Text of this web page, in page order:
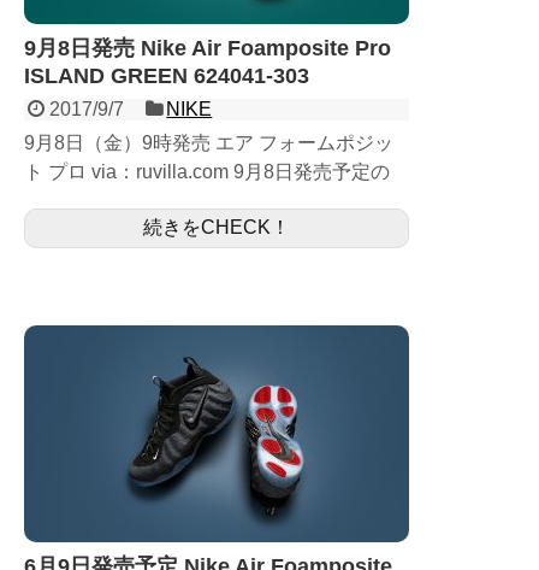
9月8日発売 Nike Air Foamposite Pro
ISLAND GREEN 624041-303
2017/9/7
NIKE
9月8日（金）9時発売 エア フォームポジッ
ト プロ via：ruvilla.com 9月8日発売予定の
続きをCHECK！